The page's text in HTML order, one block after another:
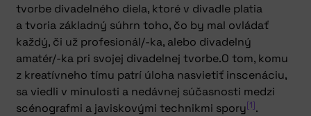
tvorbe divadelného diela, ktoré v divadle platia
a tvoria základný súhrn toho, čo by mal ovládať
každý, či už profesionál/-ka, alebo divadelný
amatér/-ka pri svojej divadelnej tvorbe.O tom, komu
z kreatívneho tímu patrí úloha nasvietiť inscenáciu,
sa viedli v minulosti a nedávnej súčasnosti medzi
scénografmi a javiskovými technikmi spory[1].